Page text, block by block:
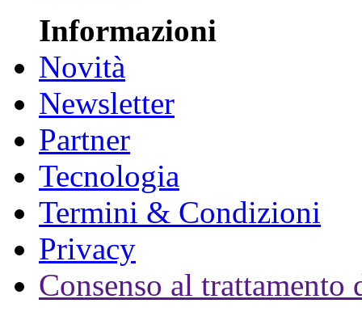
Informazioni
Novità
Newsletter
Partner
Tecnologia
Termini & Condizioni
Privacy
Consenso al trattamento